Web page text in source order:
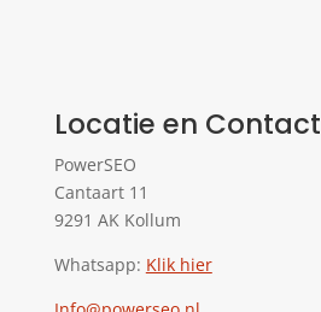
Locatie en Contact
PowerSEO
Cantaart 11
9291 AK Kollum
Whatsapp: Klik hier